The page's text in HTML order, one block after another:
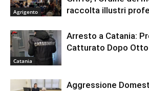
Agrigento
raccolta illustri
Catania
Arresto a Catania:
Catturato Dopo
Aggressione